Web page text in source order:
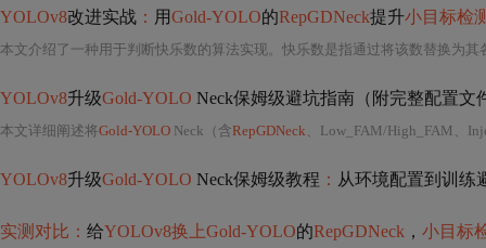
YOLOv8改进实战 ： 用Gold-YOLO的RepGDNeck提升小目标检
YOLOv8升级Gold-YOLO Neck保姆级避坑指南（附完整配置文
本文详细阐述将Gold-YOLO Neck（含RepGDNeck 、Low_FAM/High_FAM、
YOLOv8升级Gold-YOLO Neck保姆级教程 ： 从环境配置到训练
实测对比： 给YOLOv8换上Gold-YOLO的RepGDNeck ， 小目标